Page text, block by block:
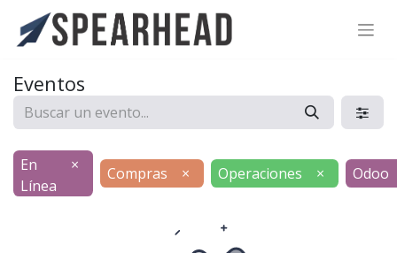
Eventos
En
Línea
× Compras × Operaciones × Odoo